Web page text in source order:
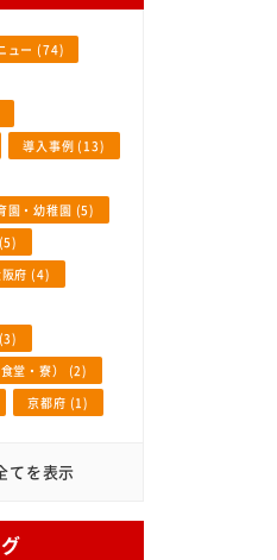
ュー (74)
導入事例 (13)
園・幼稚園 (5)
府 (4)
堂・寮） (2)
京都府 (1)
てを表示